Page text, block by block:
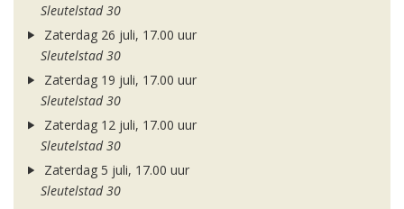
Sleutelstad 30
Zaterdag 26 juli, 17.00 uur
Sleutelstad 30
Zaterdag 19 juli, 17.00 uur
Sleutelstad 30
Zaterdag 12 juli, 17.00 uur
Sleutelstad 30
Zaterdag 5 juli, 17.00 uur
Sleutelstad 30